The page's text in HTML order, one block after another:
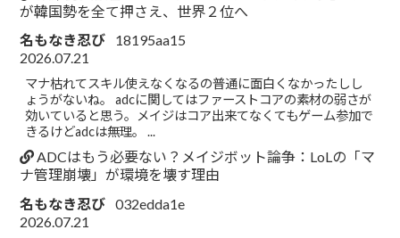
が韓国勢を全て押さえ、世界２位へ
名もなき忍び
18195aa15
2026.07.21
マナ枯れてスキル使えなくなるの普通に面白くなかったしし
ょうがないね。 adcに関してはファーストコアの素材の弱さが
効いていると思う。メイジはコア出来てなくてもゲーム参加で
きるけどadcは無理。 ...
ADCはもう必要ない？メイジボット論争：LoLの「マ
ナ管理崩壊」が環境を壊す理由
名もなき忍び 032edda1e
2026.07.21